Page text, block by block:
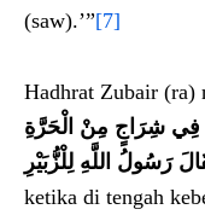
(saw).’”[7]
Hadhrat Zubair (ra)
فِي شِرَاجٍ مِنْ الْحَرَّةِ
رَسُولُ اللَّهِ لِلْزُّبَيْرِ
ketika di tengah